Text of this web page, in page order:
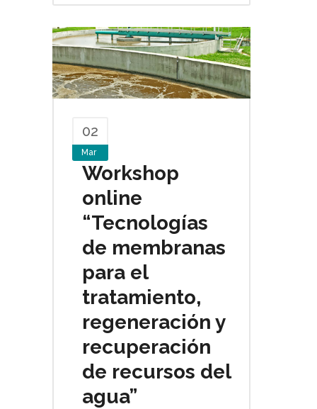
02
Mar
Workshop
online
“Tecnologías
de membranas
para el
tratamiento,
regeneración y
recuperación
de recursos del
agua”